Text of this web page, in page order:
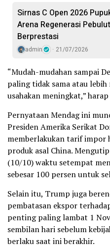
Sirnas C Open 2026
Arena Regenerasi
Berprestasi
admin 21/07/2026
“Mudah-mudahan sampai
paling tidak sama atau
usahakan meningkat,”
Pernyataan Mendag ini
Presiden Amerika Serikat
memberlakukan tarif impor
produk asal China.
(10/10) waktu setempat
sebesar 100 persen untuk
Selain itu, Trump juga
pembatasan ekspor
penting paling lambat 1
sembilan hari sebelum
berlaku saat ini berakhir.